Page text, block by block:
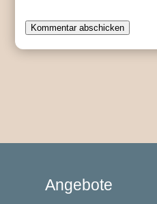
Kommentar abschicken
Angebote